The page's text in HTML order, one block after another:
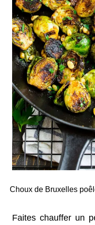
Choux de Bruxelles
Faites chauffer un